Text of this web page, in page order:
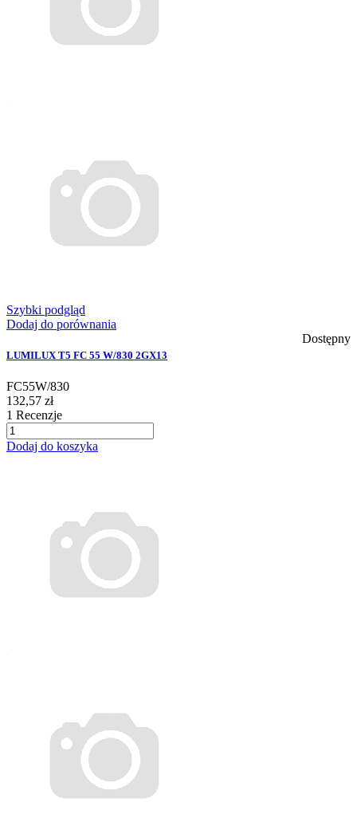
Szybki podgląd
Dodaj do porównania
Dostępny
LUMILUX T5 FC 55 W/830 2GX13
FC55W/830
132,57 zł
1 Recenzje
Dodaj do koszyka